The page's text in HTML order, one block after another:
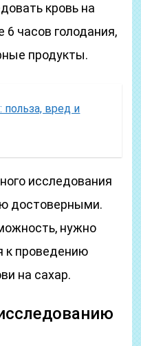
кровь на
6 часов голодания,
продукты.
польза, вред и
исследования
достоверными.
нужно
к проведению
на сахар.